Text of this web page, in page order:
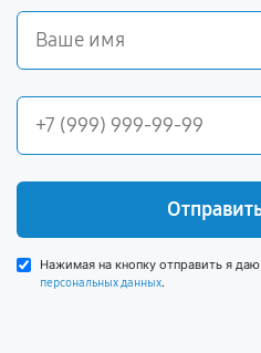
Нажимая на кнопку отправить я
персональных данных.